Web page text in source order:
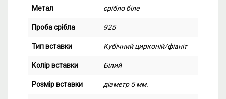
Метал срібло біле
Проба срібла 925
Тип вставки Кубічний цирконій/фіаніт
Колір вставки Білий
Розмір вставки діаметр 5 мм.